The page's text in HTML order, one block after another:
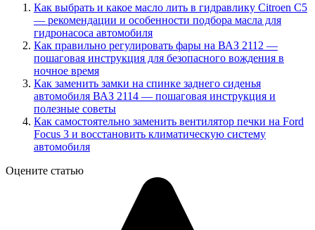
Как выбрать и какое масло лить в гидравлику Citroen C5
— рекомендации и особенности подбора масла для
гидронасоса автомобиля
Как правильно регулировать фары на ВАЗ 2112 —
пошаговая инструкция для безопасного вождения в
ночное время
Как заменить замки на спинке заднего сиденья
автомобиля ВАЗ 2114 — пошаговая инструкция и
полезные советы
Как самостоятельно заменить вентилятор печки на Ford
Focus 3 и восстановить климатическую систему
автомобиля
Оцените статью